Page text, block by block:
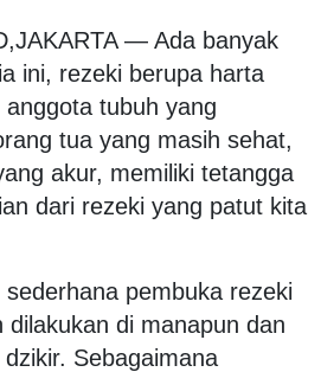
— Ada banyak
ini, rezeki berupa harta
tubuh yang
tua yang masih sehat,
akur, memiliki tetangga
dari rezeki yang patut kita
pembuka rezeki
dilakukan di manapun dan
Sebagaimana